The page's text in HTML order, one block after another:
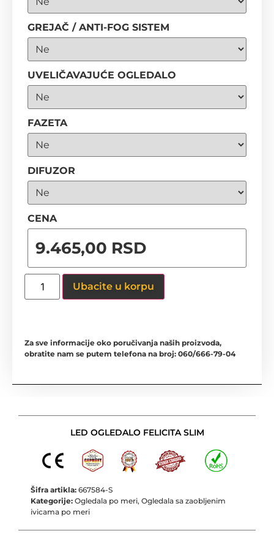
GREJAČ / ANTI-FOG SISTEM
UVELIČAVAJUĆE OGLEDALO
FAZETA
DIFUZOR
CENA
Ubacite u korpu
Za sve informacije oko poručivanja naših proizvoda,
obratite nam se putem telefona na broj: 060/666-79-04
LED OGLEDALO FELICITA SLIM
Šifra artikla: 667584-S
Kategorije: Ogledala po meri, Ogledala sa zaobljenim
ivicama po meri